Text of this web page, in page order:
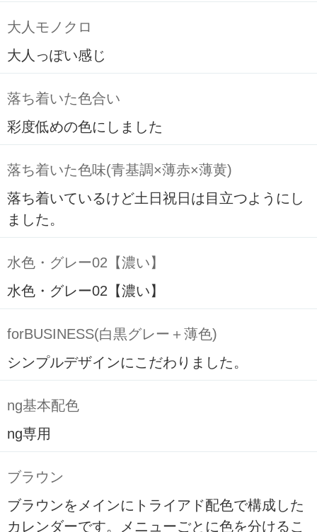
大人モノクロ
大人っぽい感じ
落ち着いた色合い
彩度低めの色にしました
落ち着いた色味(青基調×薄赤×薄黄)
落ち着いているけど土日祝日は目立つようにし
ました。
水色・グレー02【濃い】
水色・グレー02【濃い】
forBUSINESS(白黒グレー＋薄色)
シンプルデザインにこだわりました。
ng基本配色
ng専用
ブラウン
ブラウンをメインにトライアド配色で構成した
カレンダーです。メニューごとに色を分けるこ